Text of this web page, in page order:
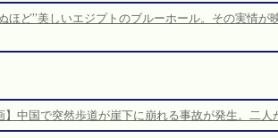
ほど”美しいエジプトのブルーホール。その実情が
】中国で突然歩道が崖下に崩れる事故が発生。二